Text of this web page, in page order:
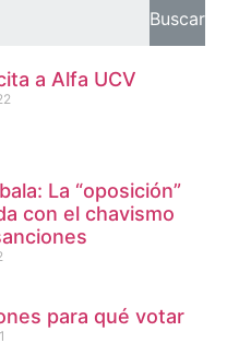
Buscar
a Alfa UCV
La “oposición”
con el chavismo
para qué votar